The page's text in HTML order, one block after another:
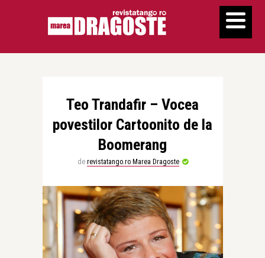
Teo Trandafir – Vocea
povestilor Cartoonito de la
Boomerang
de revistatango.ro Marea Dragoste